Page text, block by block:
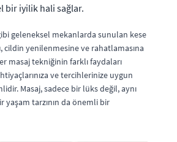
bir iyilik hali sağlar.
geleneksel mekanlarda sunulan kese
cildin yenilenmesine ve rahatlamasına
masaj tekniğinin farklı faydaları
ve tercihlerinize uygun
Masaj, sadece bir lüks değil, aynı
yaşam tarzının da önemli bir